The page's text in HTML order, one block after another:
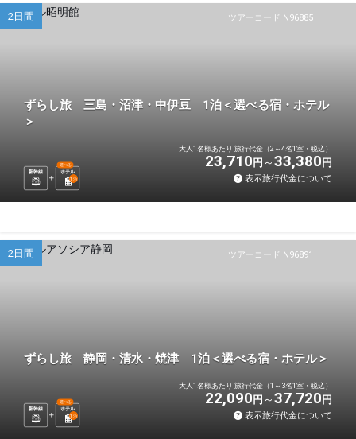
ツアーコード N96885
2日間
ずらし旅 三島・沼津・中伊豆 1泊＜選べる宿・ホテル
＞
新幹線 ホテル
選べる
1 泊
大人1名様あたり 旅行代金（2～4名1室・税込）
23,710 円 33,380 円
表示旅行代金について
ツアーコード N96891
2日間
ずらし旅 静岡・清水・焼津 1泊＜選べる宿・ホテル＞
新幹線 ホテル
選べる
1 泊
大人1名様あたり 旅行代金（1～3名1室・税込）
22,090 円 37,720 円
表示旅行代金について